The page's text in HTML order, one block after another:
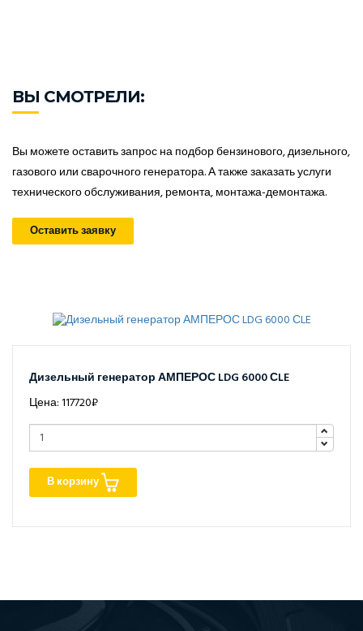
ВЫ СМОТРЕЛИ:
Вы можете оставить запрос на подбор бензинового, дизельного,
газового или сварочного генератора. А также заказать услуги
технического обслуживания, ремонта, монтажа-демонтажа.
Оставить заявку
Дизельный генератор АМПЕРОС LDG 6000 СLE
Цена: 117720₽
В корзину